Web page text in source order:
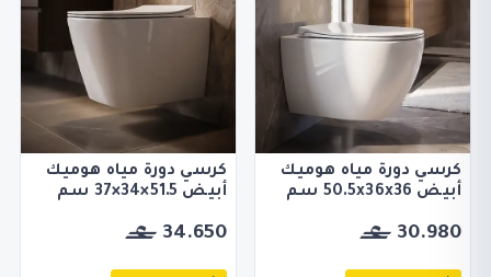
كرسي دورة مياه هوميك
أبيض 50.5x36x36 سم
30.980
كرسي دورة مياه هوميك
أبيض 51.5×34×37 سم
34.650